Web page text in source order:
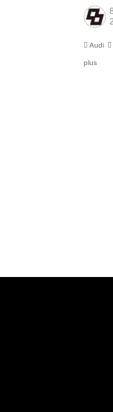
（
「
EVや
ルを
Audi
plus